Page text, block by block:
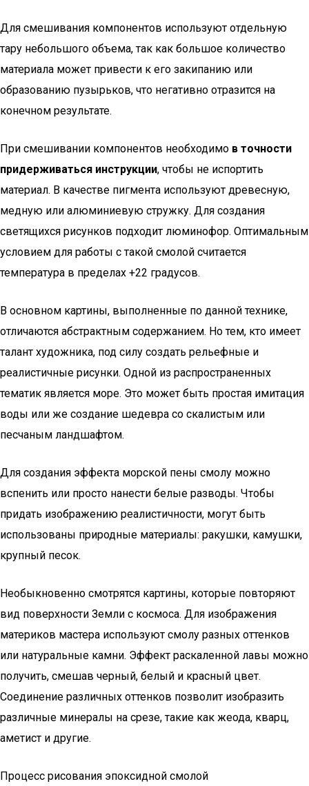
Для смешивания компонентов используют отдельную
тару небольшого объема, так как большое количество
материала может привести к его закипанию или
образованию пузырьков, что негативно отразится на
конечном результате.
При смешивании компонентов необходимо в точности
придерживаться инструкции, чтобы не испортить
материал. В качестве пигмента используют древесную,
медную или алюминиевую стружку. Для создания
светящихся рисунков подходит люминофор. Оптимальным
условием для работы с такой смолой считается
температура в пределах +22 градусов.
В основном картины, выполненные по данной технике,
отличаются абстрактным содержанием. Но тем, кто имеет
талант художника, под силу создать рельефные и
реалистичные рисунки. Одной из распространенных
тематик является море. Это может быть простая имитация
воды или же создание шедевра со скалистым или
песчаным ландшафтом.
Для создания эффекта морской пены смолу можно
вспенить или просто нанести белые разводы. Чтобы
придать изображению реалистичности, могут быть
использованы природные материалы: ракушки, камушки,
крупный песок.
Необыкновенно смотрятся картины, которые повторяют
вид поверхности Земли с космоса. Для изображения
материков мастера используют смолу разных оттенков
или натуральные камни. Эффект раскаленной лавы можно
получить, смешав черный, белый и красный цвет.
Соединение различных оттенков позволит изобразить
различные минералы на срезе, такие как жеода, кварц,
аметист и другие.
Процесс рисования эпоксидной смолой